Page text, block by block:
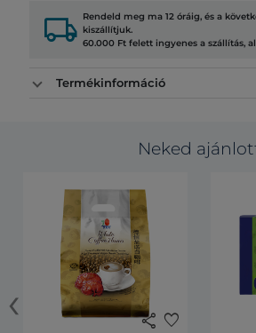
local_shipping Rendeld meg ma 12 óráig, és a
kiszállítjuk.
60.000 Ft felett ingyenes a szállítás,
Termékinformáció
Neked
share favorite
‹